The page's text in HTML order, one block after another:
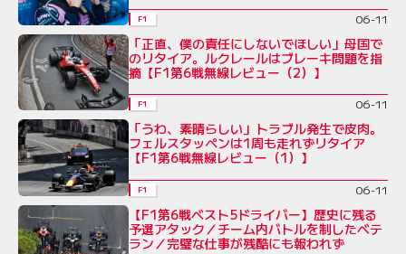
F1 06-11
「正直、僕の責任にしないでほしい」母国で
のリタイア。ルクレールはブレーキ問題を指
摘【F1第6戦無線レビュー（2）】
F1 06-11
「うわ、素晴らしい」トラブル発生で皮肉。
フェルスタッペンは1周も走れずリタイア
【F1第6戦無線レビュー（1）】
F1 06-11
【F1第6戦ベスト5ドライバー】歴史に残る
予選アタック／チーム内バトルを制したベテ
ラン／完璧な仕事が残酷にも報われず